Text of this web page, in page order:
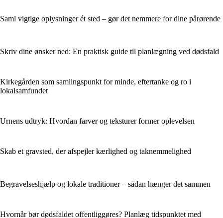
Saml vigtige oplysninger ét sted – gør det nemmere for dine pårørende
Skriv dine ønsker ned: En praktisk guide til planlægning ved dødsfald
Kirkegården som samlingspunkt for minde, eftertanke og ro i
lokalsamfundet
Urnens udtryk: Hvordan farver og teksturer former oplevelsen
Skab et gravsted, der afspejler kærlighed og taknemmelighed
Begravelseshjælp og lokale traditioner – sådan hænger det sammen
Hvornår bør dødsfaldet offentliggøres? Planlæg tidspunktet med